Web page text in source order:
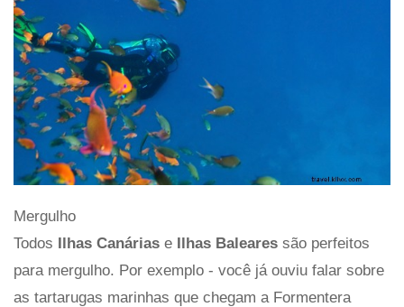
Mergulho
Todos Ilhas Canárias e Ilhas Baleares são perfeitos
para mergulho. Por exemplo - você já ouviu falar sobre
as tartarugas marinhas que chegam a Formentera